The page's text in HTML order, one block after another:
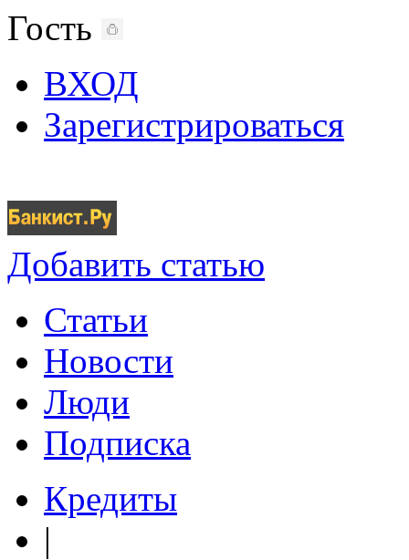
Гость
ВХОД
Зарегистрироваться
Добавить статью
Статьи
Новости
Люди
Подписка
Кредиты
|